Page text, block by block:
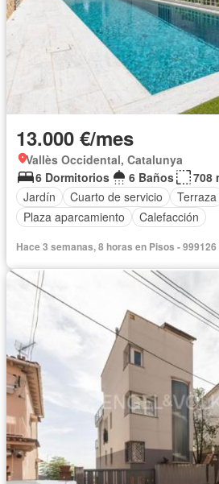
13.000 €/mes
Vallès Occidental, Catalunya
6 Dormitorios
6 Baños
708
Jardín
Cuarto de servicio Terraza
Plaza aparcamiento
Calefacción
Hace 3 semanas, 8 horas en Pisos - 999126